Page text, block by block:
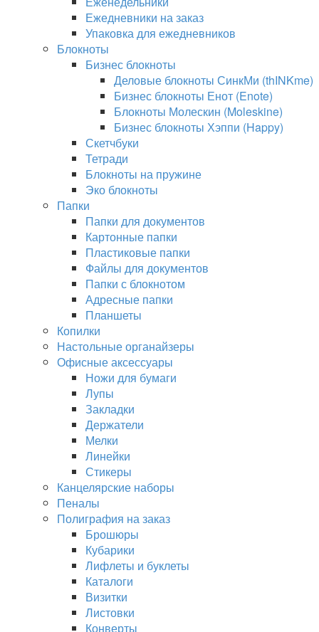
Ежедневники на заказ
Упаковка для ежедневников
Блокноты
Бизнес блокноты
Деловые блокноты СинкМи (thINKme)
Бизнес блокноты Енот (Enote)
Блокноты Молескин (Moleskine)
Бизнес блокноты Хэппи (Happy)
Скетчбуки
Тетради
Блокноты на пружине
Эко блокноты
Папки
Папки для документов
Картонные папки
Пластиковые папки
Файлы для документов
Папки с блокнотом
Адресные папки
Планшеты
Копилки
Настольные органайзеры
Офисные аксессуары
Ножи для бумаги
Лупы
Закладки
Держатели
Мелки
Линейки
Стикеры
Канцелярские наборы
Пеналы
Полиграфия на заказ
Брошюры
Кубарики
Лифлеты и буклеты
Каталоги
Визитки
Листовки
Конверты